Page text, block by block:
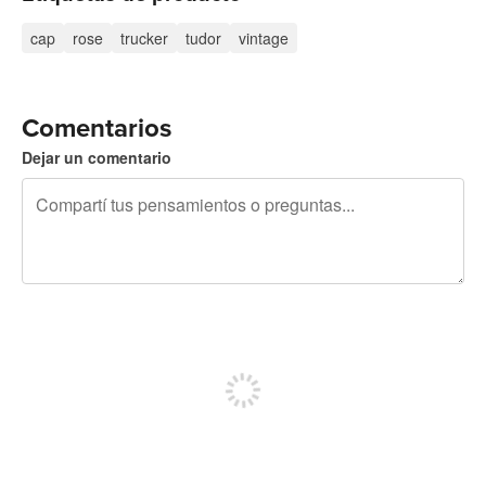
cap rose trucker tudor vintage
Comentarios
Dejar un comentario